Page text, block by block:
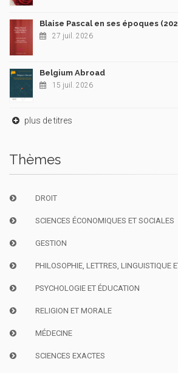
Blaise Pascal en ses époques
27 juil. 2026
Belgium Abroad
15 juil. 2026
plus de titres
Thèmes
DROIT
SCIENCES ÉCONOMIQUES ET SOCIALES
GESTION
PHILOSOPHIE, LETTRES, LINGUISTIQUE
PSYCHOLOGIE ET ÉDUCATION
RELIGION ET MORALE
MÉDECINE
SCIENCES EXACTES